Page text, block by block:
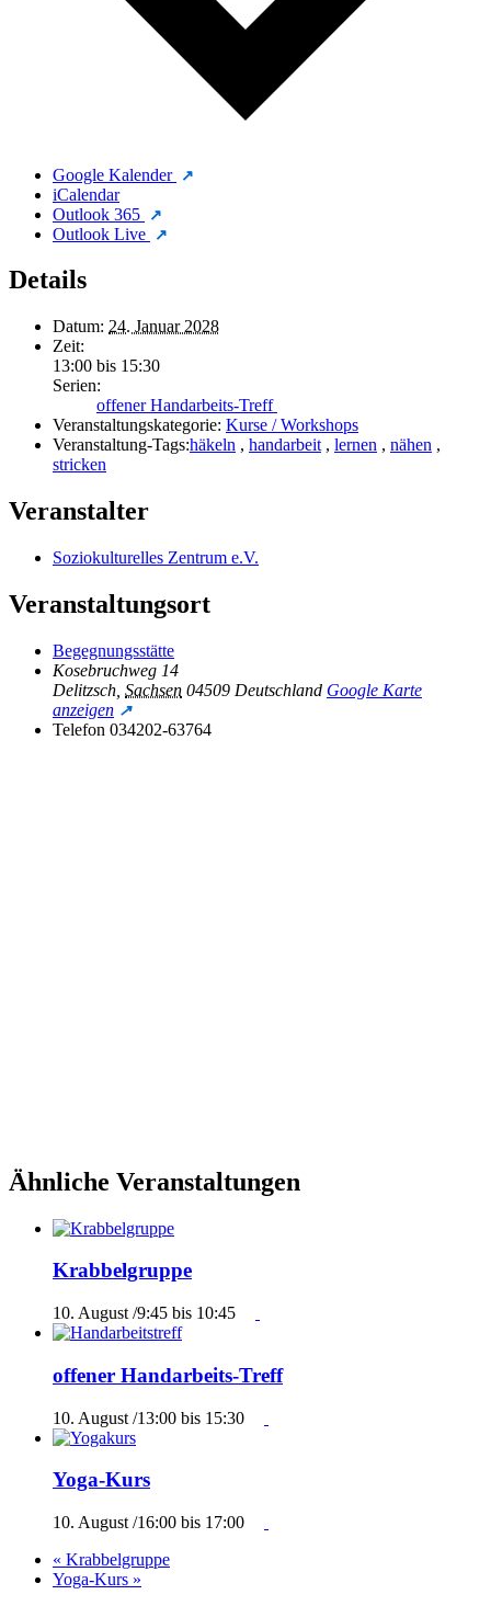
Google Kalender
iCalendar
Outlook 365
Outlook Live
Details
Datum: 24. Januar 2028
Zeit:
13:00 bis 15:30
Serien:
offener Handarbeits-Treff
Veranstaltungskategorie: Kurse / Workshops
Veranstaltung-Tags:häkeln , handarbeit , lernen , nähen ,
stricken
Veranstalter
Soziokulturelles Zentrum e.V.
Veranstaltungsort
Begegnungsstätte
Kosebruchweg 14
Delitzsch Sachsen 04509 Deutschland Google Karte
anzeigen
Telefon 034202-63764
Ähnliche Veranstaltungen
Krabbelgruppe
10. August /9:45 bis 10:45
offener Handarbeits-Treff
10. August /13:00 bis 15:30
Yoga-Kurs
10. August /16:00 bis 17:00
« Krabbelgruppe
Yoga-Kurs »